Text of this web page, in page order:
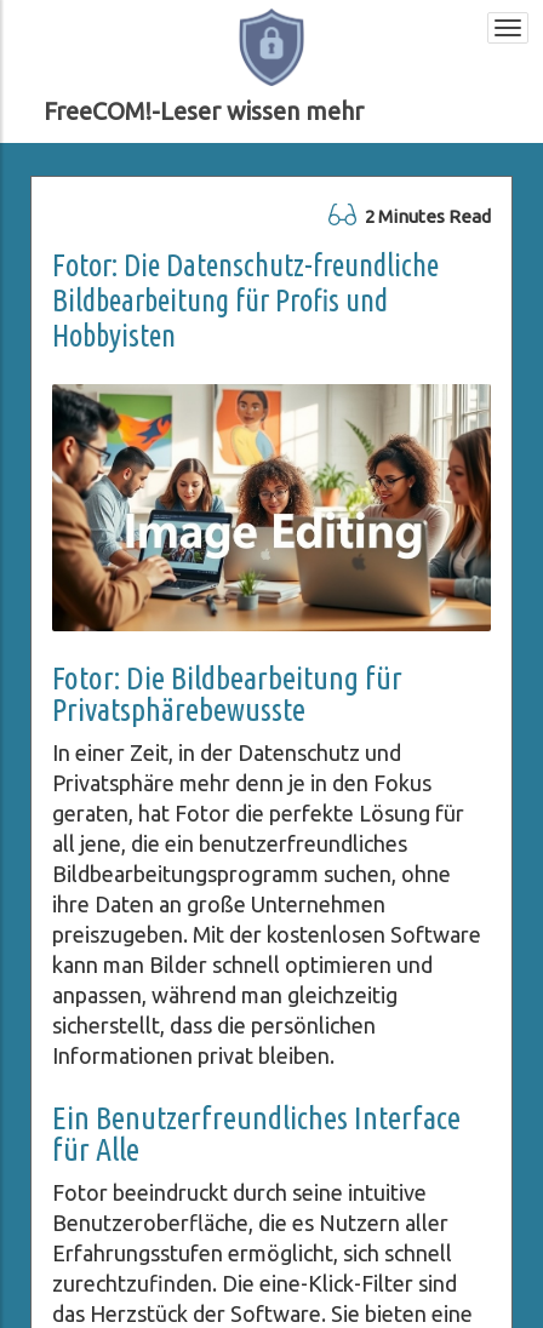
FreeCOM!-Leser wissen mehr
2 Minutes Read
Fotor: Die Datenschutz-freundliche
Bildbearbeitung für Profis und
Hobbyisten
Fotor: Die Bildbearbeitung für
Privatsphärebewusste
In einer Zeit, in der Datenschutz und
Privatsphäre mehr denn je in den Fokus
geraten, hat Fotor die perfekte Lösung für
all jene, die ein benutzerfreundliches
Bildbearbeitungsprogramm suchen, ohne
ihre Daten an große Unternehmen
preiszugeben. Mit der kostenlosen Software
kann man Bilder schnell optimieren und
anpassen, während man gleichzeitig
sicherstellt, dass die persönlichen
Informationen privat bleiben.
Ein Benutzerfreundliches Interface
für Alle
Fotor beeindruckt durch seine intuitive
Benutzeroberfläche, die es Nutzern aller
Erfahrungsstufen ermöglicht, sich schnell
zurechtzufinden. Die eine-Klick-Filter sind
das Herzstück der Software. Sie bieten eine